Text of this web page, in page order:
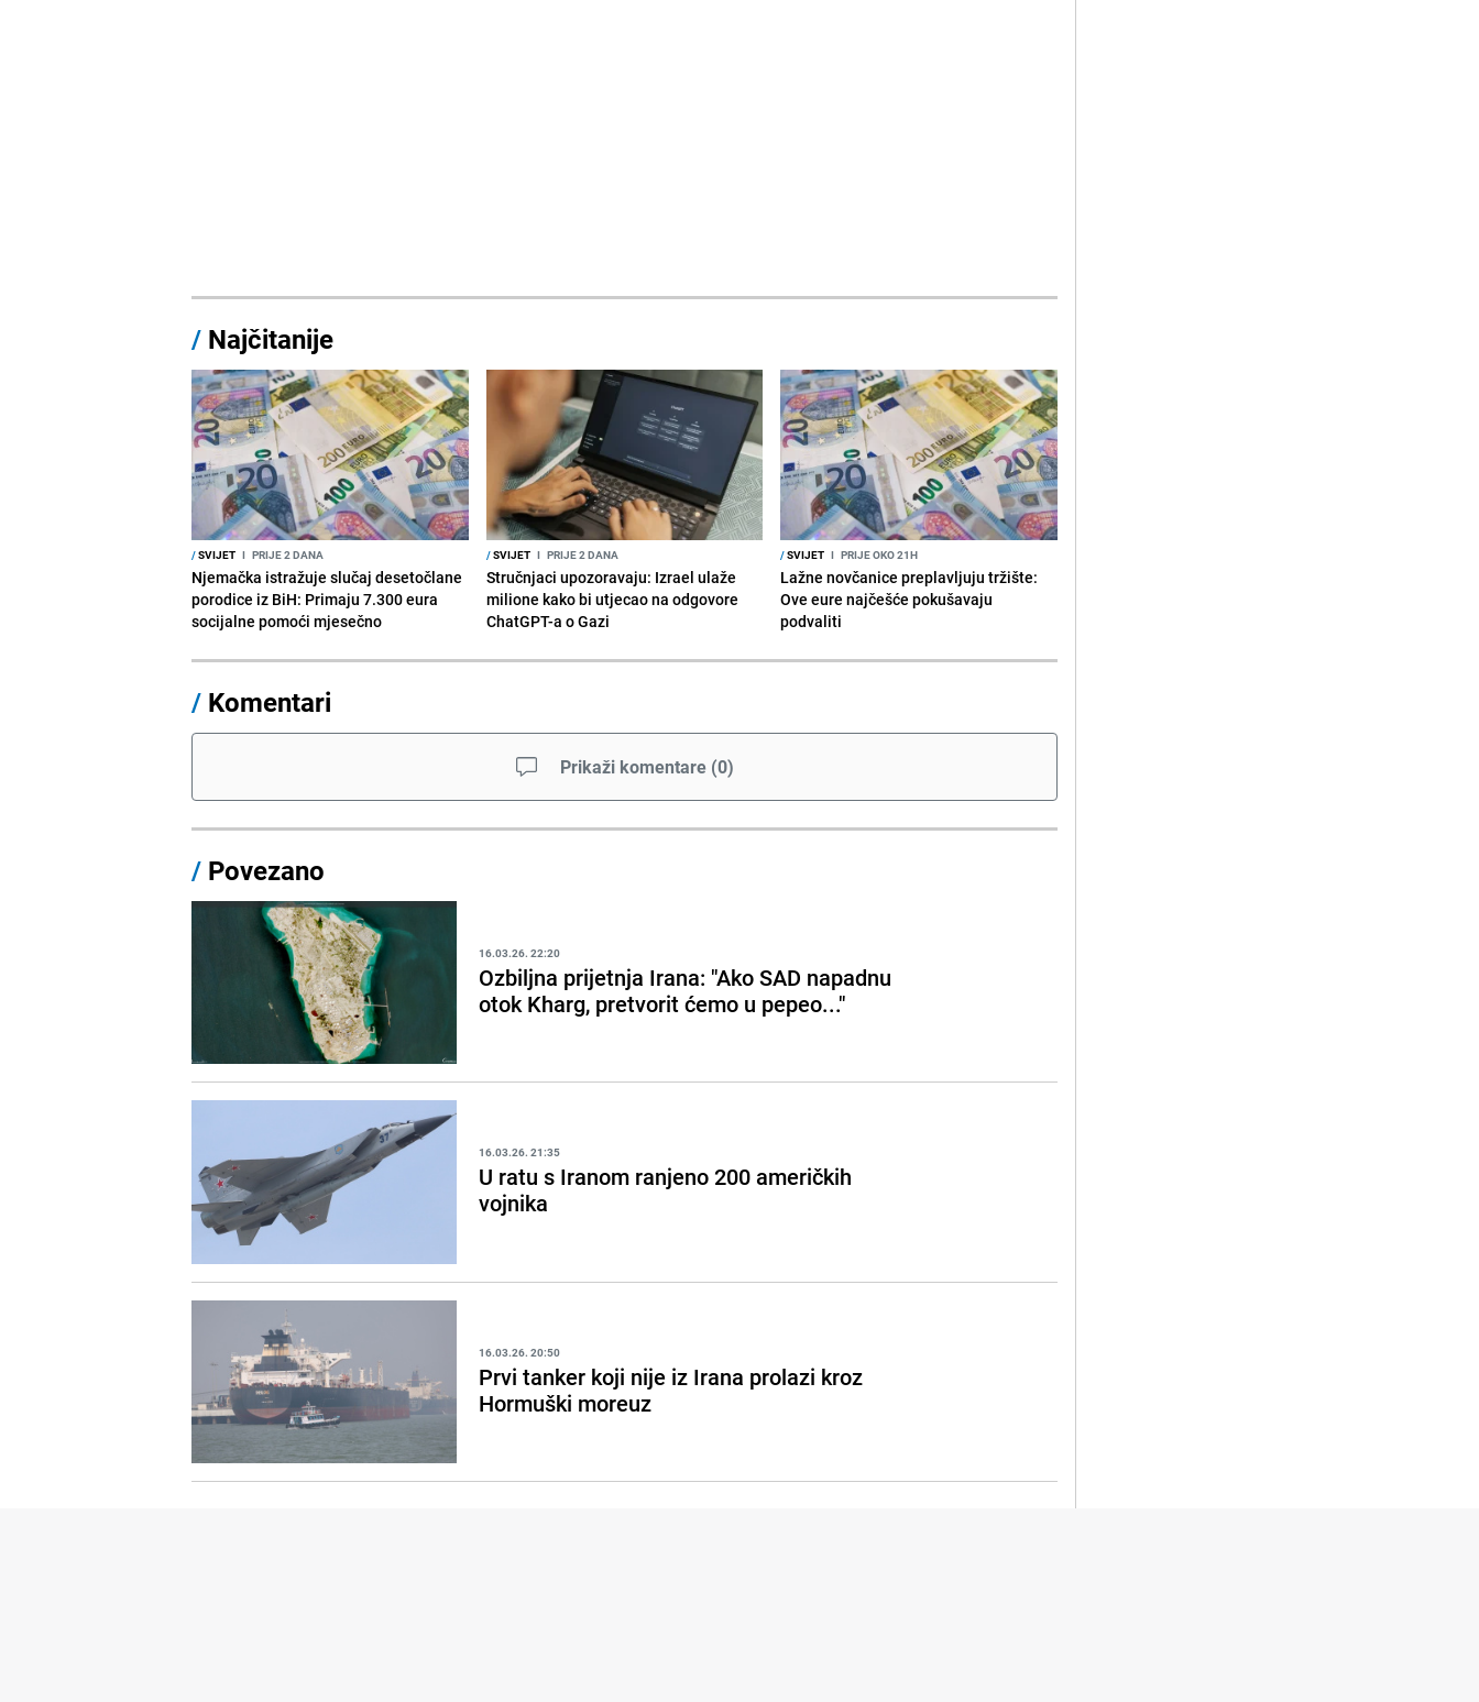
/ Najčitanije
/SVIJET I PRIJE 2 DANA
Njemačka istražuje slučaj desetočlane
porodice iz BiH: Primaju 7.300 eura
socijalne pomoći mjesečno
/SVIJET I PRIJE 2 DANA
Stručnjaci upozoravaju: Izrael ulaže
milione kako bi utjecao na odgovore
ChatGPT-a o Gazi
/SVIJET I PRIJE OKO 21H
Lažne novčanice preplavljuju tržište:
Ove eure najčešće pokušavaju
podvaliti
/ Komentari
Prikaži komentare (0)
/ Povezano
16.03.26. 22:20
Ozbiljna prijetnja Irana: "Ako SAD napadnu
otok Kharg, pretvorit ćemo u pepeo..."
16.03.26. 21:35
U ratu s Iranom ranjeno 200 američkih
vojnika
16.03.26. 20:50
Prvi tanker koji nije iz Irana prolazi kroz
Hormuški moreuz